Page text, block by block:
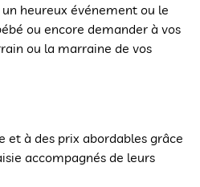
heureux événement ou le
ou encore demander à vos
ou la marraine de vos
et à des prix abordables grâce
accompagnés de leurs